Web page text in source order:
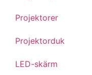
Projektorer
Projektorduk
LED-skärm